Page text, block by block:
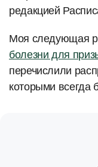
редакцией
Моя следующая
болезни для
перечислили
которыми всегда